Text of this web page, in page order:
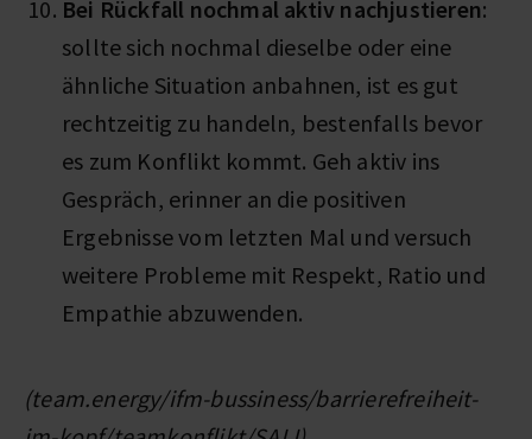
Bei Rückfall nochmal aktiv nachjustieren:
sollte sich nochmal dieselbe oder eine
ähnliche Situation anbahnen, ist es gut
rechtzeitig zu handeln, bestenfalls bevor
es zum Konflikt kommt. Geh aktiv ins
Gespräch, erinner an die positiven
Ergebnisse vom letzten Mal und versuch
weitere Probleme mit Respekt, Ratio und
Empathie abzuwenden.
(team.energy/ifm-bussiness/barrierefreiheit-